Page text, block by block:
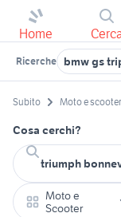
Home
Ricerche bmw gs
Subito Moto e scooter
Cosa cerchi?
Moto e
Scooter